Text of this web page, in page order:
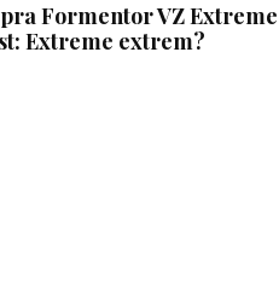
Formentor VZ Extreme
Extreme extrem?